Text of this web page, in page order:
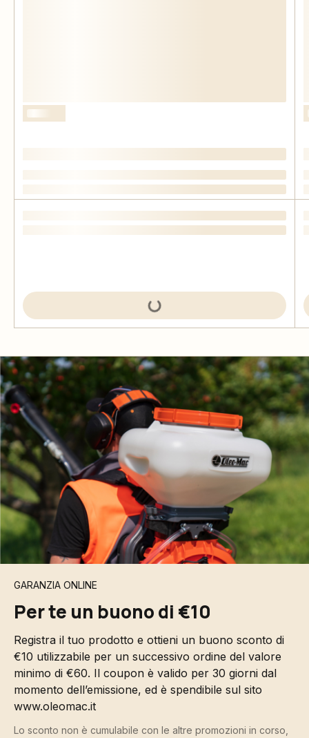
GARANZIA ONLINE
Per te un buono di €10
Registra il tuo prodotto e ottieni un buono sconto di
€10 utilizzabile per un successivo ordine del valore
minimo di €60. Il coupon è valido per 30 giorni dal
momento dell’emissione, ed è spendibile sul sito
www.oleomac.it
Lo sconto non è cumulabile con le altre promozioni in corso,